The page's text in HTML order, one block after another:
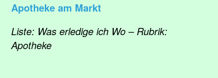
Apotheke am Markt
Liste: Was erledige ich Wo – Rubrik:
Apotheke